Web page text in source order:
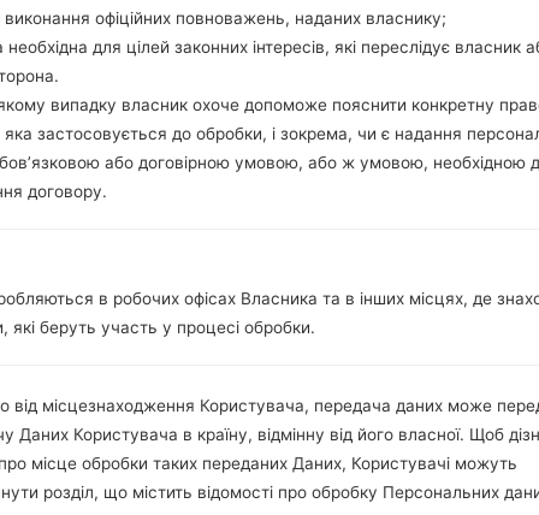
GSM 850/900/1800/1900 MHz
HSDPA 850/900/1900/2100
Дисплей
5.3 in (~70.9%
720 x 1280 пікселів (~277
Зємний Li-Ion 2300 mAh
-
Версія 4.1, A2DP, LE
Ні
Так, A-GPS, GLONASS
Ні
виконання офіційних повноважень, наданих власнику;
необхідна для цілей законних інтересів, які переслідує власник
випадку власник охоче допоможе пояснити конкретну
застосовується до обробки, і зокрема, чи є надання
або договірною умовою, або ж умовою, необхідною
договору.
в робочих офісах Власника та в інших місцях, де
які беруть участь у процесі обробки.
від місцезнаходження Користувача, передача даних може
Даних Користувача в країну, відмінну від його власної. Щоб
місце обробки таких переданих Даних, Користувачі можуть
розділ, що містить відомості про обробку Персональних